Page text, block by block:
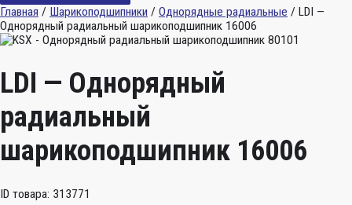
Главная / Шарикоподшипники / Однорядные радиальные / LDI —
Однорядный радиальный шарикоподшипник 16006
LDI — Однорядный
радиальный
шарикоподшипник 16006
ID товара: 313771